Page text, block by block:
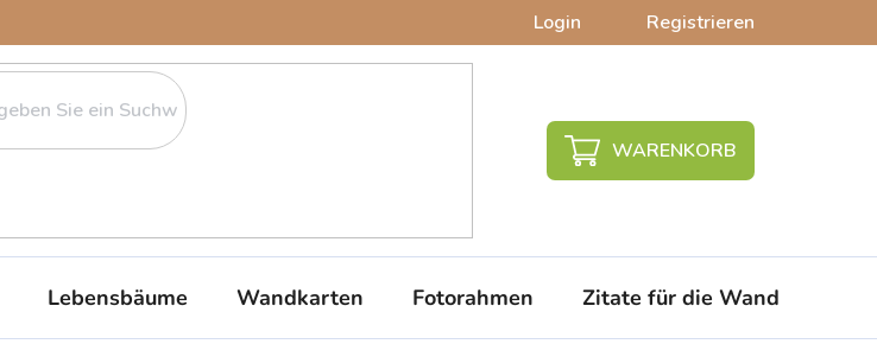
Login Registrieren
WARENKORB
Lebensbäume Wandkarten Fotorahmen Zitate für die Wand